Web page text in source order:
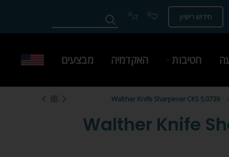
חידוש רישיון 0
0
חטיבות האקדמיה מבצעים
Walther Knife Sharpener CKS 5.0739
Walther Knife